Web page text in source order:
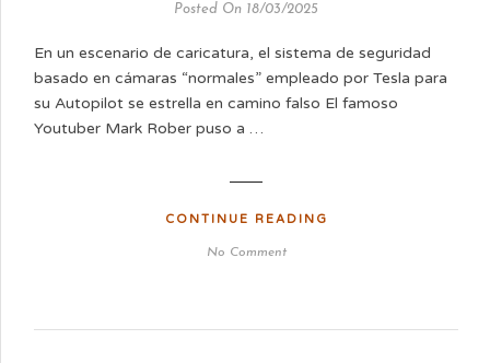
Posted On 18/03/2025
En un escenario de caricatura, el sistema de seguridad
basado en cámaras “normales” empleado por Tesla para
su Autopilot se estrella en camino falso El famoso
Youtuber Mark Rober puso a …
CONTINUE READING
No Comment